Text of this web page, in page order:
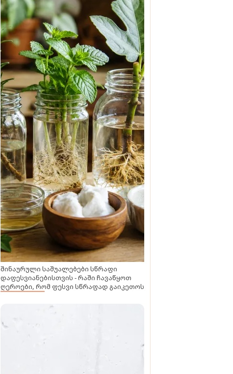
შინაურული საშუალებები სწრაფი
დაფესვიანებისთვის - რაში ჩავაწყოთ
ღეროები, რომ ფესვი სწრაფად გაიკეთოს